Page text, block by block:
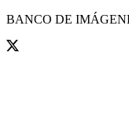
BANCO DE